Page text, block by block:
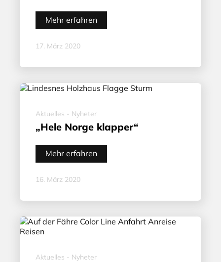
Mehr erfahren
17. März 2020
Aktuelles - Nyheter
„Hele Norge klapper“
Mehr erfahren
16. März 2020
Aktuelles - Nyheter